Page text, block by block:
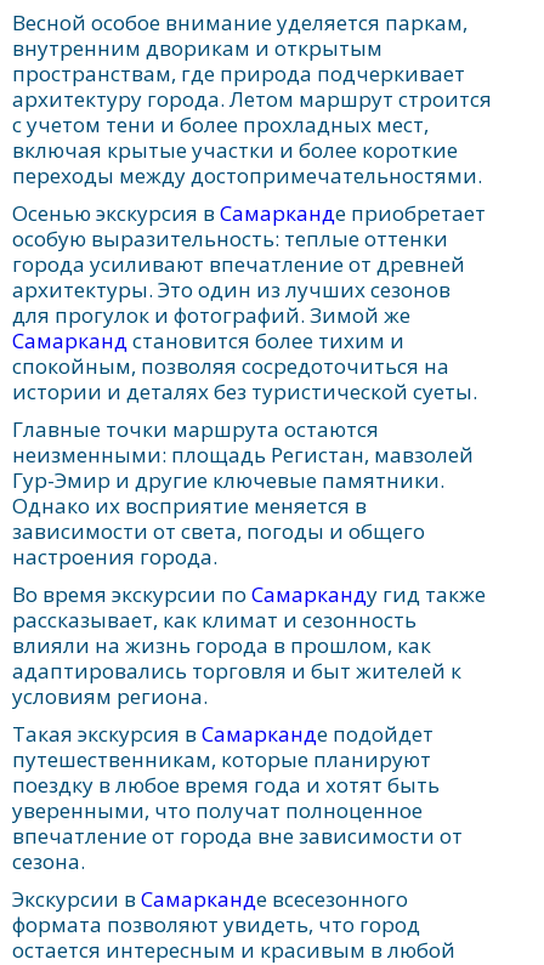
Весной особое внимание уделяется паркам,
внутренним дворикам и открытым
пространствам, где природа подчеркивает
архитектуру города. Летом маршрут строится
с учетом тени и более прохладных мест,
включая крытые участки и более короткие
переходы между достопримечательностями.
Осенью экскурсия в Самарканде приобретает
особую выразительность: теплые оттенки
города усиливают впечатление от древней
архитектуры. Это один из лучших сезонов
для прогулок и фотографий. Зимой же
Самаркандстановится более тихим и
спокойным, позволяя сосредоточиться на
истории и деталях без туристической суеты.
Главные точки маршрута остаются
неизменными: площадь Регистан, мавзолей
Гур-Эмир и другие ключевые памятники.
Однако их восприятие меняется в
зависимости от света, погоды и общего
настроения города.
Во время экскурсии по Самарканду гид также
рассказывает, как климат и сезонность
влияли на жизнь города в прошлом, как
адаптировались торговля и быт жителей к
условиям региона.
Такая экскурсия в Самарканде подойдет
путешественникам, которые планируют
поездку в любое время года и хотят быть
уверенными, что получат полноценное
впечатление от города вне зависимости от
сезона.
Экскурсии в Самарканде всесезонного
формата позволяют увидеть, что город
остается интересным и красивым в любой